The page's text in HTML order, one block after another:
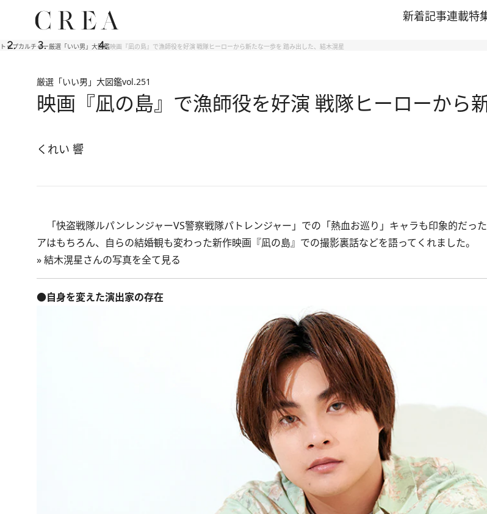
新着記事連載特
トップカルチャー厳選「いい男」大図鑑映画『凪の島』で漁師役を好演 戦隊ヒーローから新たな一歩を 踏み出した、結木滉星
厳選「いい男」大図鑑vol.251
映画『凪の島』で漁師役を好演 戦隊ヒーローから
くれい 響
「快盗戦隊ルパンレンジャーVS警察戦隊パトレンジャー」での「熱血お巡り」キャラも印象的だっ
アはもちろん、自らの結婚観も変わった新作映画『凪の島』での撮影裏話などを語ってくれました。
»結木滉星さんの写真を全て見る
●自身を変えた演出家の存在